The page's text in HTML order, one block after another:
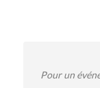
Pour un